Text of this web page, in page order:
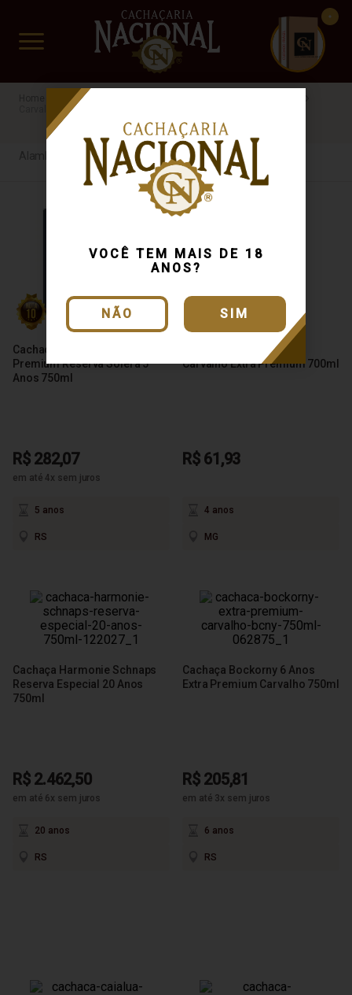
VOCÊ TEM MAIS DE 18
ANOS?
NÃO SIM
www.cachacarianacional.com.br
CUIDADO FRÁGIL
Cachaça
Carvalho Americano
Alambique Artesanal
Cachaça Weber Haus Extra
Premium Reserva Solera 5
Anos 750ml
R$ 282,07
em até 4x sem juros
5 anos
RS
Cachaça Prosa Mineira
Carvalho Extra Premium 700ml
R$ 61,93
4 anos
MG
Cachaça Harmonie Schnaps
Reserva Especial 20 Anos
750ml
R$ 2.462,50
em até 6x sem juros
20 anos
RS
Cachaça Bockorny 6 Anos
Extra Premium Carvalho 750ml
R$ 205,81
em até 3x sem juros
6 anos
RS